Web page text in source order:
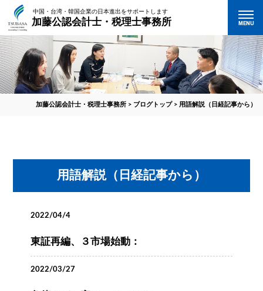
中国・台湾・韓国企業の日本進出をサポートします
加藤公認会計士・税理士事務所 MENU
加藤公認会計士・税理士事務所 > ブログトップ > 用語解説（日経記事から）
用語解説（日経記事から）
2022/04/4
東証再編、３市場始動：
2022/03/27